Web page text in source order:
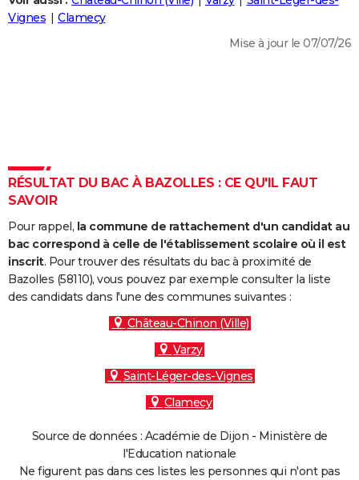
Destinations
City break
Voyage nature
Voyage de noces
Forum
Climat
+
PHOTO
Dictionnaire
Biographies
Citations
Expressions
Proverbes
PROGRAMME TV
S'inscrire
Se connecter
Lycées
Collèges
Primaires
Universités
Entreprises
Service militaire
Avis de recherche
AVIS DE DÉCÈS
FORUM
Vignes
Clamecy
Mise à jour le 07/07/26
RÉSULTAT DU BAC À BAZOLLES : CE QU'IL FAUT
SAVOIR
Pour rappel, la commune de rattachement d'un candidat au
bac correspond à celle de l'établissement scolaire où il est
inscrit. Pour trouver des résultats du bac à proximité de
Bazolles (58110), vous pouvez par exemple consulter la liste
des candidats dans l'une des communes suivantes :
Château-Chinon (Ville)
Varzy
Saint-Léger-des-Vignes
Clamecy
Source de données : Académie de Dijon - Ministère de
l'Education nationale
Ne figurent pas dans ces listes les personnes qui n'ont pas